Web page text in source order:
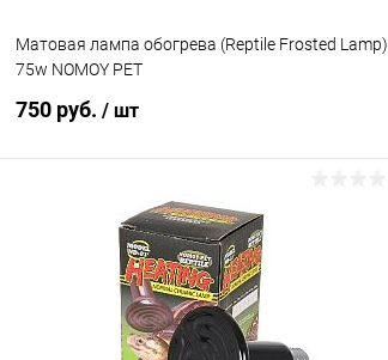
Матовая лампа обогрева (Reptile Frosted Lamp)
75w NOMOY PET
750 руб. / шт
В корзину
Купить в 1 клик Сравнение
В избранное Под заказ